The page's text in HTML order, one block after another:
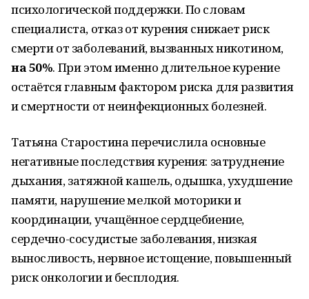
психологической поддержки. По словам
специалиста, отказ от курения снижает риск
смерти от заболеваний, вызванных никотином,
на 50%. При этом именно длительное курение
остаётся главным фактором риска для развития
и смертности от неинфекционных болезней.
Татьяна Старостина перечислила основные
негативные последствия курения: затруднение
дыхания, затяжной кашель, одышка, ухудшение
памяти, нарушение мелкой моторики и
координации, учащённое сердцебиение,
сердечно-сосудистые заболевания, низкая
выносливость, нервное истощение, повышенный
риск онкологии и бесплодия.